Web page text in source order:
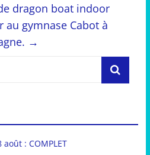
dragon boat indoor
au gymnase Cabot à
→
: COMPLET